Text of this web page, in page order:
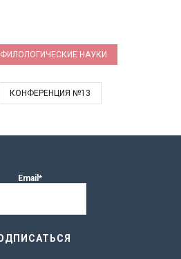
ФИЛОЛОГИЧЕСКИЕ НАУКИ
КОНФЕРЕНЦИЯ №13
Email*